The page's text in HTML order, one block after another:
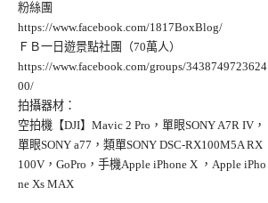
粉絲團
https://www.facebook.com/1817BoxBlog/
ＦＢ一日遊景點社團（70萬人）
https://www.facebook.com/groups/3438749723624
00/
拍攝器材：
空拍機【DJI】Mavic 2 Pro，單眼SONY A7R IV，
單眼SONY a77，類單SONY DSC-RX100M5A RX
100V，GoPro，手機Apple iPhone X ，Apple iPho
ne Xs MAX